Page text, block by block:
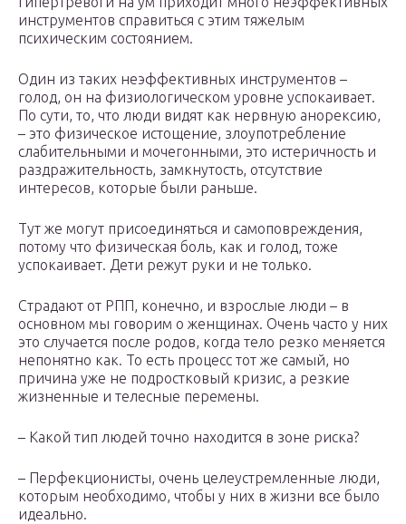
инструментов справиться с этим тяжелым
психическим состоянием.
Один из таких неэффективных инструментов –
голод, он на физиологическом уровне успокаивает.
По сути, то, что люди видят как нервную анорексию,
– это физическое истощение, злоупотребление
слабительными и мочегонными, это истеричность и
раздражительность, замкнутость, отсутствие
интересов, которые были раньше.
Тут же могут присоединяться и самоповреждения,
потому что физическая боль, как и голод, тоже
успокаивает. Дети режут руки и не только.
Страдают от РПП, конечно, и взрослые люди – в
основном мы говорим о женщинах. Очень часто у них
это случается после родов, когда тело резко меняется
непонятно как. То есть процесс тот же самый, но
причина уже не подростковый кризис, а резкие
жизненные и телесные перемены.
– Какой тип людей точно находится в зоне риска?
– Перфекционисты, очень целеустремленные люди,
которым необходимо, чтобы у них в жизни все было
идеально.